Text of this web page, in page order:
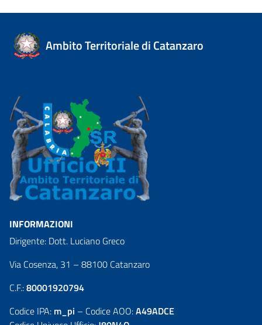
Ambito Territoriale di Catanzaro
INFORMAZIONI
Dirigente: Dott. Luciano Greco
Via Cosenza, 31 – 88100 Catanzaro
C.F.:80001920794
Codice IPA: m_pi – Codice AOO:A49ADCE